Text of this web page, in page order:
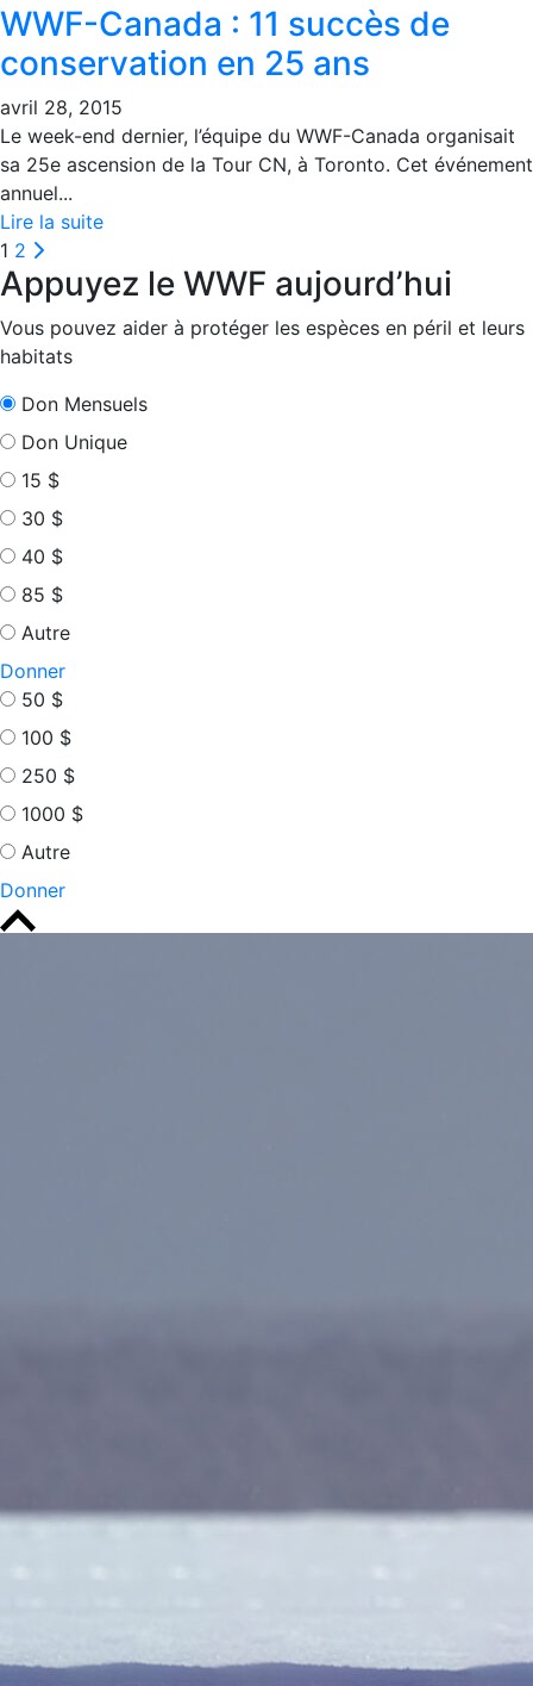
WWF-Canada : 11 succès de
conservation en 25 ans
avril 28, 2015
Le week-end dernier, l’équipe du WWF-Canada organisait
sa 25e ascension de la Tour CN, à Toronto. Cet événement
annuel...
Lire la suite
Posts
pagination
1 2 Prochain
Appuyez le WWF aujourd’hui
Vous pouvez aider à protéger les espèces en péril et leurs
habitats
Don Mensuels
Don Unique
15 $
30 $
40 $
85 $
Autre
Donner
50 $
100 $
250 $
1000 $
Autre
Donner